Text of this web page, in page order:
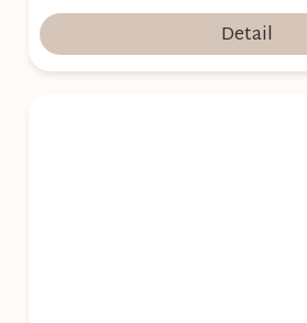
Detail